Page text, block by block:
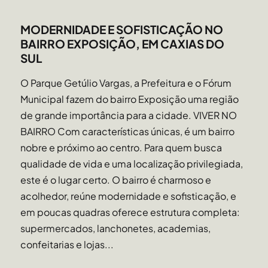
MODERNIDADE E SOFISTICAÇÃO NO
BAIRRO EXPOSIÇÃO, EM CAXIAS DO
SUL
O Parque Getúlio Vargas, a Prefeitura e o Fórum
Municipal fazem do bairro Exposição uma região
de grande importância para a cidade. VIVER NO
BAIRRO Com características únicas, é um bairro
nobre e próximo ao centro. Para quem busca
qualidade de vida e uma localização privilegiada,
este é o lugar certo. O bairro é charmoso e
acolhedor, reúne modernidade e sofisticação, e
em poucas quadras oferece estrutura completa:
supermercados, lanchonetes, academias,
confeitarias e lojas...